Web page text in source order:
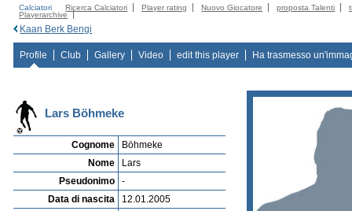
Calciatori Ricerca Calciatori Player rating Nuovo Giocatore proposta Talenti
Playerarchive
Kaan Berk Bengi
Profile Club Gallery Video edit this player Ha trasmesso
Lars Böhmeke
Cognome
Böhmeke
Nome
Lars
Pseudonimo
-
Data di nascita
12.01.2005